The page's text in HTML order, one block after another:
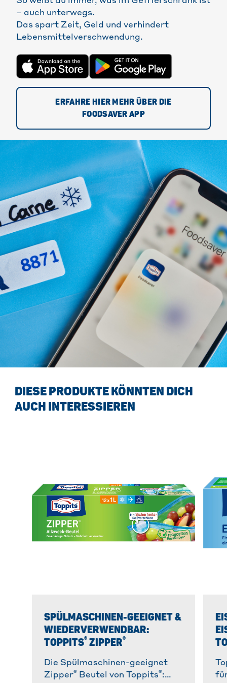
– auch unterwegs.
Das spart Zeit, Geld und verhindert
Lebensmittelverschwendung.
ERFAHRE HIER MEHR ÜBER DIE
FOODSAVER APP
DIESE PRODUKTE KÖNNTEN DICH
AUCH INTERESSIEREN
SPÜLMASCHINEN-GEEIGNET &
WIEDERVERWENDBAR:
TOPPITS®ZIPPER®
Die Spülmaschinen-geeignet
Zipper® Beutel von Toppits®: